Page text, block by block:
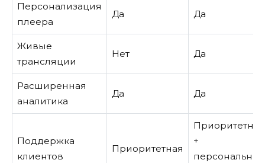
Персонализация
плеера
Да Да
Живые
трансляции
Нет Да
Расширенная
аналитика
Да Да
Поддержка
клиентов
Приоритетная
Приоритетная
+